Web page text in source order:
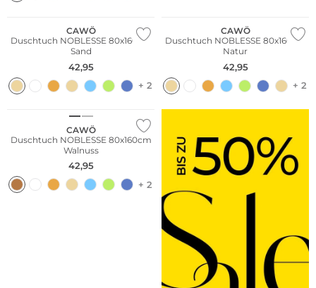
CAWÖ
Duschtuch NOBLESSE 80x160cm
Sand
42,95
+ 2
CAWÖ
Duschtuch NOBLESSE 80x160cm
Natur
42,95
+ 2
CAWÖ
Duschtuch NOBLESSE 80x160cm
Walnuss
42,95
+ 2